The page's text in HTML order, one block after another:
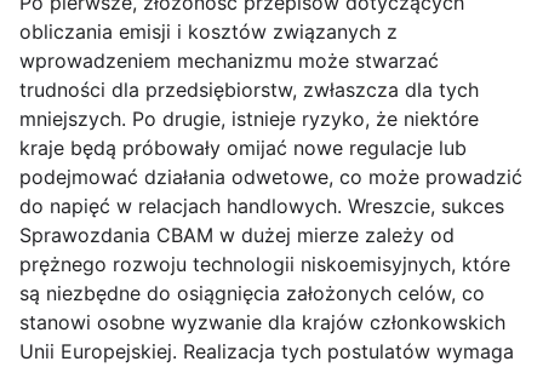
obliczania emisji i kosztów związanych z
wprowadzeniem mechanizmu może stwarzać
trudności dla przedsiębiorstw, zwłaszcza dla tych
mniejszych. Po drugie, istnieje ryzyko, że niektóre
kraje będą próbowały omijać nowe regulacje lub
podejmować działania odwetowe, co może prowadzić
do napięć w relacjach handlowych. Wreszcie, sukces
Sprawozdania CBAM w dużej mierze zależy od
prężnego rozwoju technologii niskoemisyjnych, które
są niezbędne do osiągnięcia założonych celów, co
stanowi osobne wyzwanie dla krajów członkowskich
Unii Europejskiej. Realizacja tych postulatów wymaga